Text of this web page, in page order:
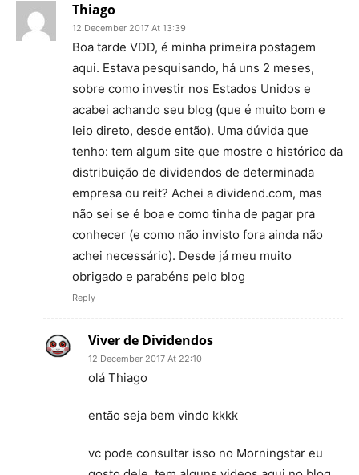
Thiago
12 December 2017 At 13:39
Boa tarde VDD, é minha primeira postagem
aqui. Estava pesquisando, há uns 2 meses,
sobre como investir nos Estados Unidos e
acabei achando seu blog (que é muito bom e
leio direto, desde então). Uma dúvida que
tenho: tem algum site que mostre o histórico da
distribuição de dividendos de determinada
empresa ou reit? Achei a dividend.com, mas
não sei se é boa e como tinha de pagar pra
conhecer (e como não invisto fora ainda não
achei necessário). Desde já meu muito
obrigado e parabéns pelo blog
Reply
Viver de Dividendos
12 December 2017 At 22:10
olá Thiago
então seja bem vindo kkkk
vc pode consultar isso no Morningstar eu